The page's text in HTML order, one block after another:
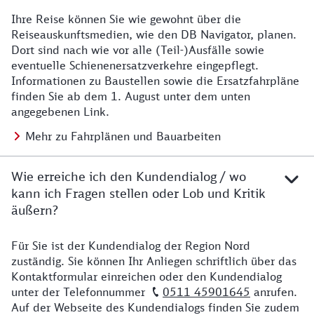
Details zu Baustelle
Ihre Reise können Sie wie gewohnt über die
Reiseauskunftsmedien, wie den DB Navigator, planen.
Dort sind nach wie vor alle (Teil-)Ausfälle sowie
eventuelle Schienenersatzverkehre eingepflegt.
Informationen zu Baustellen sowie die Ersatzfahrpläne
finden Sie ab dem 1. August unter dem unten
angegebenen Link.
Mehr zu Fahrplänen und Bauarbeiten
Wie erreiche ich den Kundendialog / wo
kann ich Fragen stellen oder Lob und Kritik
äußern?
Details zu Kontakt
Für Sie ist der Kundendialog der Region Nord
zuständig. Sie können Ihr Anliegen schriftlich über das
Kontaktformular einreichen oder den Kundendialog
unter der Telefonnummer
0511 45901645 anrufen.
Auf der Webseite des Kundendialogs finden Sie zudem